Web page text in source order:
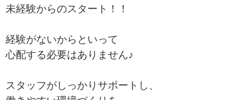
未経験からのスタート！！
経験がないからといって
心配する必要はありません♪
スタッフがしっかりサポートし、